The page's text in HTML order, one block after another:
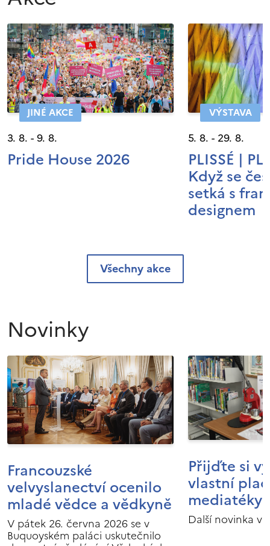
JINÉ AKCE
3. 8. - 9. 8.
Pride House 2026
VÝSTAVA
5. 8. - 29. 8.
PLISSÉ |
Když se
setká s
designem
Všechny akce
Novinky
Francouzské
velvyslanectví ocenilo
mladé vědce a vědkyně
V pátek 26. června 2026 se v
Buquoyském paláci uskutečnilo
Přijďte si
vlastní
mediatéky
Další novinka v